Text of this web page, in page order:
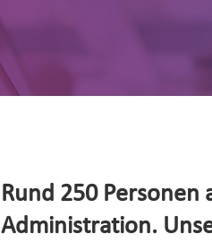
Rund 250
Administration.